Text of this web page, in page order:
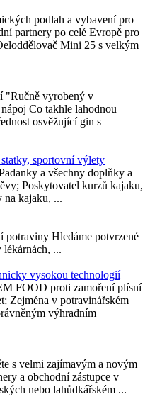
podlah a vybavení pro
partnery po celé Evropě pro
Mini 25 s velkým
"Ručně vyrobený v
Co takhle lahodnou
osvěžující gin s
sportovní výlety
a všechny doplňky a
Poskytovatel kurzů kajaku,
na kajaku, ...
Hledáme potvrzené
...
vysokou technologií
FOOD proti zamoření plísní
Zejména v potravinářském
výhradním
s velmi zajímavým a novým
a obchodní zástupce v
nebo lahůdkářském ...